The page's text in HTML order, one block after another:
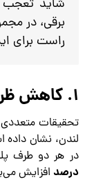
شاید تعجب
برقی، در
راست برای
۱. کاهش ظرفیت واقعی پله برقی
تحقیقات
لندن، نشان
در هر دو طرف
درصد افزایش